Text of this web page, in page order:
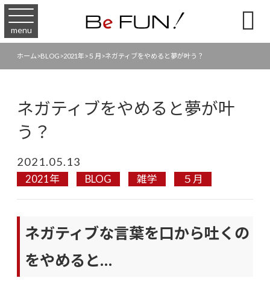
menu 
ホーム >BLOG >2021年 >５月 >ネガティブをやめると夢が叶う？
ネガティブをやめると夢が叶
う？
2021.05.13
2021年 BLOG 雑学 ５月
ネガティブな言葉を口から吐くの
をやめると…